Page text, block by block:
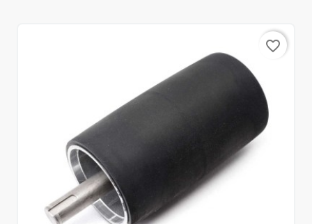
favorite_border